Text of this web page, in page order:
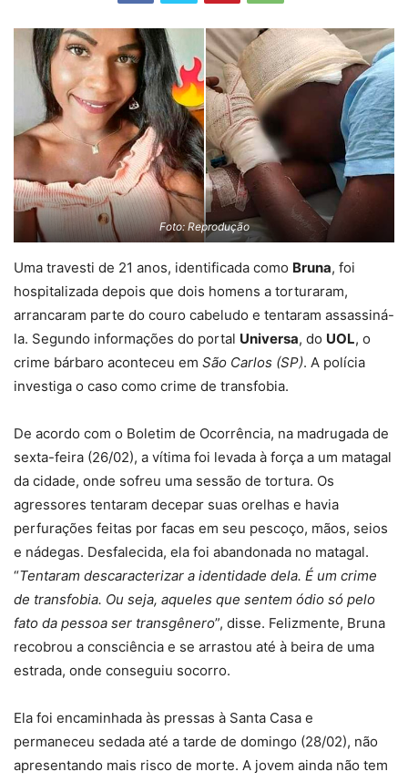
Foto: Reprodução
Uma travesti de 21 anos, identificada como Bruna, foi
hospitalizada depois que dois homens a torturaram,
arrancaram parte do couro cabeludo e tentaram assassiná-
la. Segundo informações do portal Universa, do UOL, o
crime bárbaro aconteceu em São Carlos (SP). A polícia
investiga o caso como crime de transfobia.
De acordo com o Boletim de Ocorrência, na madrugada de
sexta-feira (26/02), a vítima foi levada à força a um matagal
da cidade, onde sofreu uma sessão de tortura. Os
agressores tentaram decepar suas orelhas e havia
perfurações feitas por facas em seu pescoço, mãos, seios
e nádegas. Desfalecida, ela foi abandonada no matagal.
“Tentaram descaracterizar a identidade dela. É um crime
de transfobia. Ou seja, aqueles que sentem ódio só pelo
fato da pessoa ser transgênero”, disse. Felizmente, Bruna
recobrou a consciência e se arrastou até à beira de uma
estrada, onde conseguiu socorro.
Ela foi encaminhada às pressas à Santa Casa e
permaneceu sedada até a tarde de domingo (28/02), não
apresentando mais risco de morte. A jovem ainda não tem